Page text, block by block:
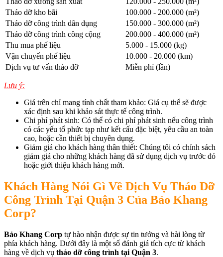
Tháo dỡ kho bãi
100.000 - 200.000 (m²)
Tháo dỡ công trình dân dụng
150.000 - 300.000 (m²)
Tháo dỡ công trình công cộng
200.000 - 400.000 (m²)
Thu mua phế liệu
5.000 - 15.000 (kg)
Vận chuyển phế liệu
10.000 - 20.000 (km)
Dịch vụ tư vấn tháo dỡ
Miễn phí (lần)
Lưu ý:
Giá trên chỉ mang tính chất tham khảo: Giá cụ thể sẽ được
xác định sau khi khảo sát thực tế công trình.
Chi phí phát sinh: Có thể có chi phí phát sinh nếu công trình
có các yếu tố phức tạp như kết cấu đặc biệt, yêu cầu an toàn
cao, hoặc cần thiết bị chuyên dụng.
Giảm giá cho khách hàng thân thiết: Chúng tôi có chính sách
giảm giá cho những khách hàng đã sử dụng dịch vụ trước đó
hoặc giới thiệu khách hàng mới.
Khách Hàng Nói Gì Về Dịch Vụ Tháo Dỡ
Công Trình Tại Quận 3 Của Bảo Khang
Corp?
Bảo Khang Corp tự hào nhận được sự tin tưởng và hài lòng từ
phía khách hàng. Dưới đây là một số đánh giá tích cực từ khách
hàng về dịch vụ tháo dỡ công trình tại Quận 3.